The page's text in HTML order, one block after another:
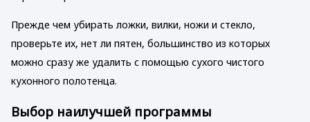
Прежде чем убирать ложки, вилки, ножи и стекло,
проверьте их, нет ли пятен, большинство из которых
можно сразу же удалить с помощью сухого чистого
кухонного полотенца.
Выбор наилучшей программы